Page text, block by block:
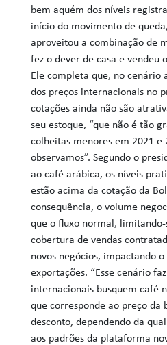
bem aquém dos níveis
início do movimento de
aproveitou a combinação de
fez o dever de casa e vendeu
Ele completa que, no cenário
dos preços internacionais no
cotações ainda não são
seu estoque, “que não é tão
colheitas menores em 2021
observamos”. Segundo o
ao café arábica, os níveis
estão acima da cotação da
consequência, o volume
que o fluxo normal,
cobertura de vendas
novos negócios, impactando
exportações. “Esse cenário
internacionais busquem café
que corresponde ao preço da
desconto, dependendo da
aos padrões da plataforma